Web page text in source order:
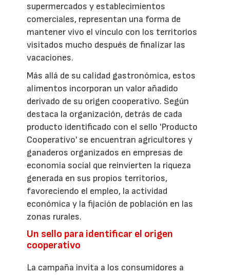
supermercados y establecimientos
comerciales, representan una forma de
mantener vivo el vínculo con los territorios
visitados mucho después de finalizar las
vacaciones.
Más allá de su calidad gastronómica, estos
alimentos incorporan un valor añadido
derivado de su origen cooperativo. Según
destaca la organización, detrás de cada
producto identificado con el sello 'Producto
Cooperativo' se encuentran agricultores y
ganaderos organizados en empresas de
economía social que reinvierten la riqueza
generada en sus propios territorios,
favoreciendo el empleo, la actividad
económica y la fijación de población en las
zonas rurales.
Un sello para identificar el origen
cooperativo
La campaña invita a los consumidores a